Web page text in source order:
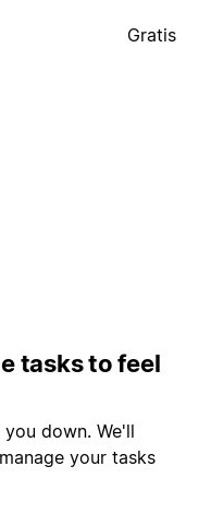
Gratis
tasks to feel
down. We'll
your tasks